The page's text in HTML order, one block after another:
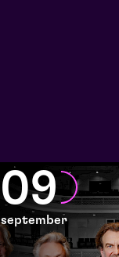
09
september